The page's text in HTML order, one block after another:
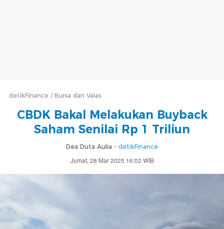
detikFinance Bursa dan Valas
CBDK Bakal Melakukan Buyback
Saham Senilai Rp 1 Triliun
Dea Duta Aulia - detikFinance
Jumat, 28 Mar 2025 16:02 WIB